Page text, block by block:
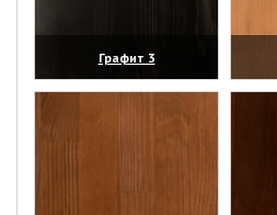
Графит 3
(увеличить)